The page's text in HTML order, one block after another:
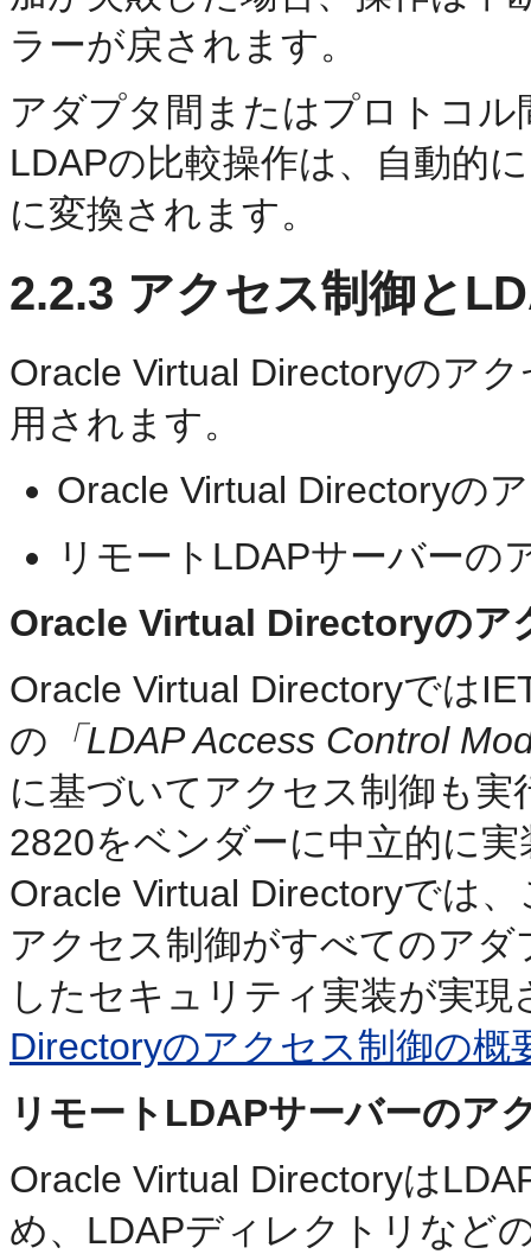
ラーが戻されます。
アダプタ間またはプロトコ
LDAPの比較操作は、自動的
に変換されます。
2.2.3 アクセス制御と
Oracle Virtual Directoryのア
用されます。
Oracle Virtual Directoryの
リモートLDAPサーバーの
Oracle Virtual Directoryのア
Oracle Virtual Directoryでは
の 「LDAP Access Control
に基づいてアクセス制御も
2820をベンダーに中立的に
Oracle Virtual Directoryでは
アクセス制御がすべてのア
したセキュリティ実装が実
Directoryのアクセス制御の概
リモートLDAPサーバーのア
Oracle Virtual Directoryは
め、LDAPディレクトリなど